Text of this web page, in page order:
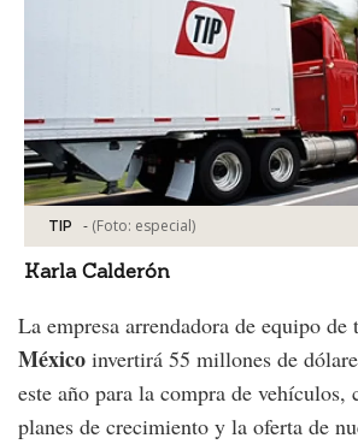
TIP - (Foto: especial)
Karla Calderón
La empresa arrendadora de equipo de
México invertirá 55 millones de
este año para la compra de vehículos,
planes de crecimiento y la oferta de